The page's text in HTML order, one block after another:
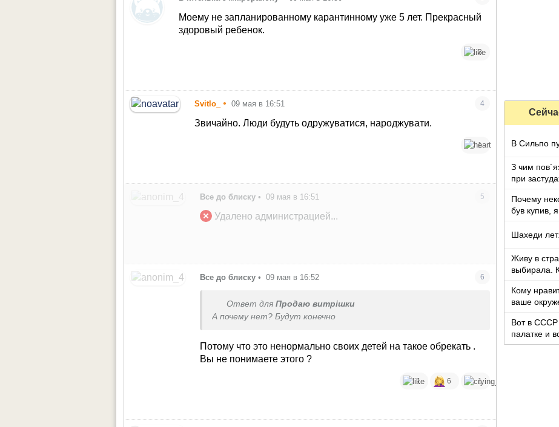
Моему не запланированному карантинному уже 5 лет. Прекрасный
здоровый ребенок.
3
Svitlo_ • 09 мая в 16:51 4
Звичайно. Люди будуть одружуватися, народжувати.
1
Все до блиску • 09 мая в 16:51 5
Удалено администрацией...
Все до блиску • 09 мая в 16:52 6
Ответ для Продаю витрішки
А почему нет? Будут конечно
Потому что это ненормально своих детей на такое обрекать .
Вы не понимаете этого ?
1 6 1
В Сильпо
З чим
при
Почему
був купив,
Шахеди
Живу в
выбирала.
Кому
ваше
Вот в СССР
палатке и
довольные.